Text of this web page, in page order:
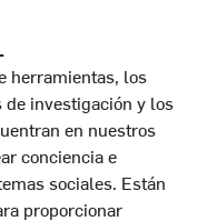
herramientas, los
investigación y los
en nuestros
conciencia e
sociales. Están
proporcionar